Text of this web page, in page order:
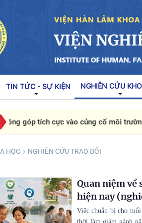
TIN TỨC - SỰ KIỆN NGHIÊN CỨU
góp tích cực vào củng cố môi trường
HỌC NGHIÊN CỨU TRAO ĐỔI
Quan niệm về
hiện nay
Việc chuẩn bị cho